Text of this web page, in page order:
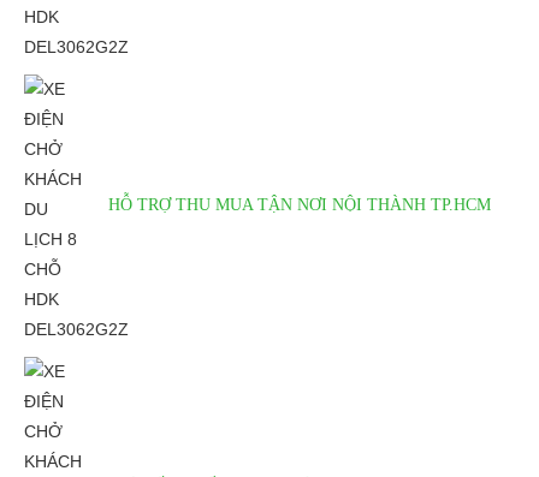
⇒ Xem thêm:
tốt ở đâu?
Để được tư vấn thêm về cách sử dụng xe ô tô điện để tăng tuổi thọ
cho xe hoặc có vấn đề gì cần được hỗ trợ, quý khách vui lòng liên
hệ:
LIÊN HỆ CÔNG TY:Công ty TNHH TM DV XNK
Địa chỉ: 845 Quốc Lộ 13, Phường Hiệp Bình Phước, Thành phố
Thủ Đức, TP.HCM
Điện thoại: 08 68 100 260
E-mail:
Website:
HỖ TRỢ THU MUA TẬN NƠI NỘI THÀNH TP.HCM